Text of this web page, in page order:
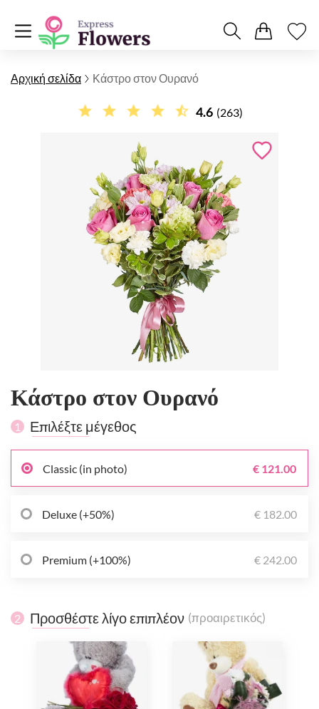
Αρχική σελίδα Κάστρο στον Ουρανό
4.6 (263)
Κάστρο στον Ουρανό
1 Επιλέξτε μέγεθος
Classic (in photo) € 121.00
Deluxe (+50%) € 182.00
Premium (+100%) € 242.00
2 Προσθέστε λίγο επιπλέον (προαιρετικός)